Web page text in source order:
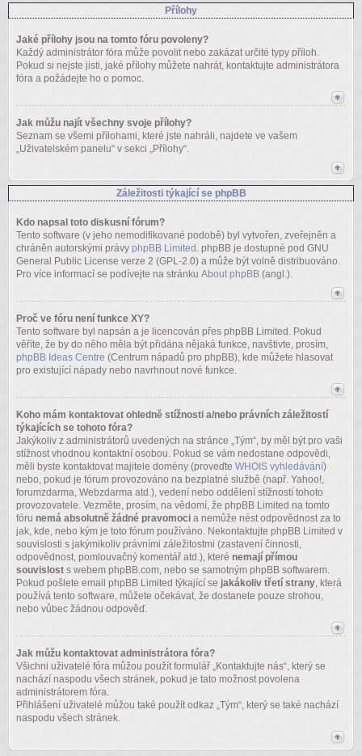
Přílohy
Jaké přílohy jsou na tomto fóru povoleny?
Každý administrátor fóra může povolit nebo zakázat určité typy příloh.
Pokud si nejste jisti, jaké přílohy můžete nahrát, kontaktujte administrátora
fóra a požádejte ho o pomoc.
Jak můžu najít všechny svoje přílohy?
Seznam se všemi přílohami, které jste nahráli, najdete ve vašem
„Uživatelském panelu“ v sekci „Přílohy“.
Záležitosti týkající se phpBB
Kdo napsal toto diskusní fórum?
Tento software (v jeho nemodifikované podobě) byl vytvořen, zveřejněn a
chráněn autorskými právy phpBB Limited . phpBB je dostupné pod GNU
General Public License verze 2 (GPL-2.0) a může být volně distribuováno.
Pro více informací se podívejte na stránku About phpBB (angl.).
Proč ve fóru není funkce XY?
Tento software byl napsán a je licencován přes phpBB Limited. Pokud
věříte, že by do něho měla být přidána nějaká funkce, navštivte, prosím,
phpBB Ideas Centre (Centrum nápadů pro phpBB), kde můžete hlasovat
pro existující nápady nebo navrhnout nové funkce.
Koho mám kontaktovat ohledně stížnosti a/nebo právních záležitostí
týkajících se tohoto fóra?
Jakýkoliv z administrátorů uvedených na stránce „Tým“, by měl být pro vaši
stížnost vhodnou kontaktní osobou. Pokud se vám nedostane odpovědi,
měli byste kontaktovat majitele domény (proveďte WHOIS vyhledávání)
nebo, pokud je fórum provozováno na bezplatné službě (např. Yahoo!,
forumzdarma, Webzdarma atd.), vedení nebo oddělení stížností tohoto
provozovatele. Vezměte, prosím, na vědomí, že phpBB Limited na tomto
fóru nemá absolutně žádné pravomoci a nemůže nést odpovědnost za to
jak, kde, nebo kým je toto fórum používáno. Nekontaktujte phpBB Limited v
souvislosti s jakýmikoliv právními záležitostmi (zastavení činnosti,
odpovědnost, pomlouvačný komentář atd.), které nemají přímou
souvislost s webem phpBB.com, nebo se samotným phpBB softwarem.
Pokud pošlete email phpBB Limited týkající se jakákoliv třetí strany, která
používá tento software, můžete očekávat, že dostanete pouze strohou,
nebo vůbec žádnou odpověď.
Jak můžu kontaktovat administrátora fóra?
Všichni uživatelé fóra můžou použít formulář „Kontaktujte nás“, který se
nachází naspodu všech stránek, pokud je tato možnost povolena
administrátorem fóra.
Přihlášení uživatelé můžou také použít odkaz „Tým“, který se také nachází
naspodu všech stránek.